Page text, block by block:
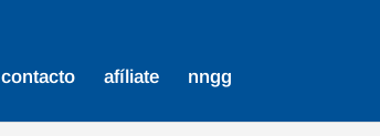
contacto afíliate nngg